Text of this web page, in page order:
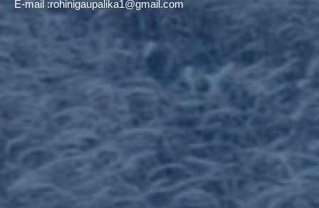
E-mail :rohinigaupalika1@gmail.com